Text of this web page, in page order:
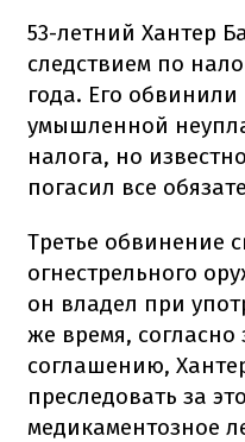
53-летний Хантер
следствием по
года. Его
умышленной
налога, но
погасил все
Третье обвинение
огнестрельного
он владел при
же время,
соглашению,
преследовать за
медикаментозное